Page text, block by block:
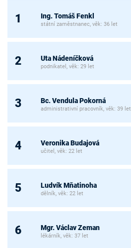
1 Ing. Tomáš Fenkl
státní zaměstnanec, věk: 36 let
2 Uta Nádeníčková
podnikatel, věk: 29 let
3 Bc. Vendula Pokorná
administrativní pracovník, věk: 39 let
4 Veronika Budajová
učitel, věk: 22 let
5 Ludvík Mňatinoha
dělník, věk: 22 let
6 Mgr. Václav Zeman
lékárník, věk: 37 let